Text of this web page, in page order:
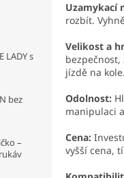
LADY s
bez
–
Uzamykací
rozbít.
Velikost a
bezpečnost,
jízdě na kole.
Odolnost:
manipulaci
Cena:
vyšší cena,